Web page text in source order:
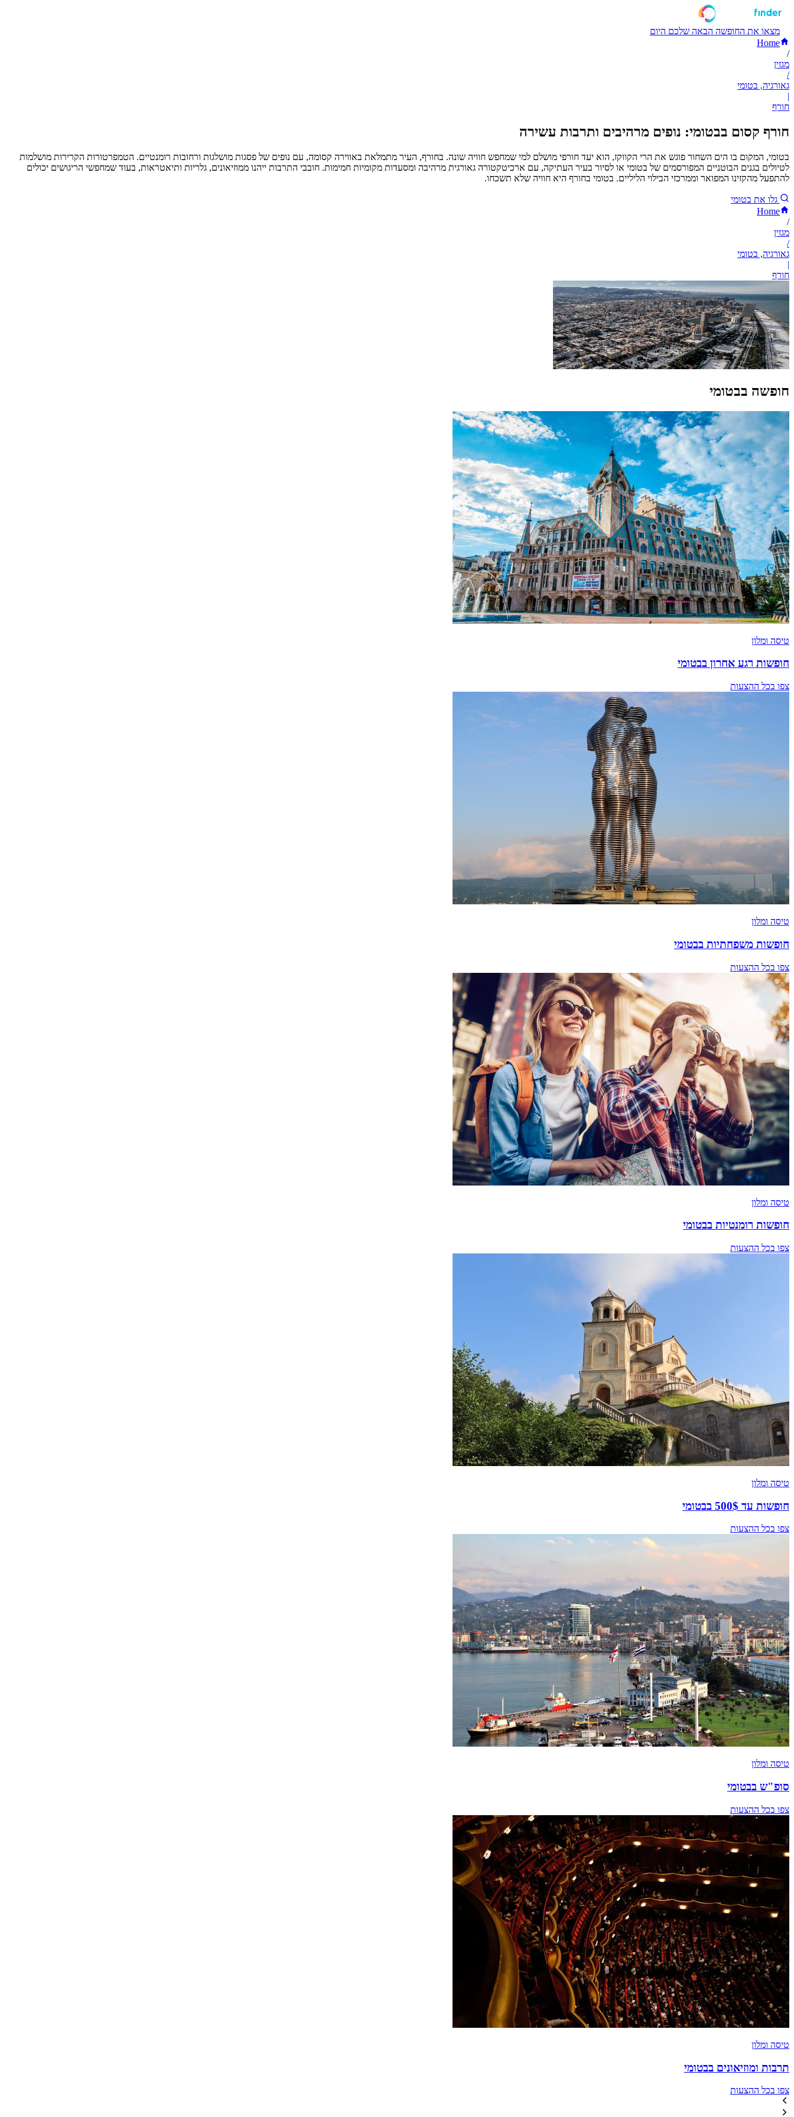
מצאו את החופשה הבאה שלכם היום
Home
/
מגזין
/
גאורגיה, בטומי
|
חורף
חורף קסום בבטומי: נופים מרהיבים ותרבות עשירה
בטומי, המקום בו הים השחור פוגש את הרי הקווקז, הוא יעד חורפי מושלם למי שמחפש חוויה שונה. בחורף, העיר מתמלאת באווירה קסומה, עם נופים של פסגות מושלגות ורחובות רומנטיים. הטמפרטורות הקרירות מושלמות
לטיולים בגנים הבוטניים המפורסמים של בטומי או לסיור בעיר העתיקה, עם ארכיטקטורה גאורגית מרהיבה ומסעדות מקומיות חמימות. חובבי התרבות ייהנו ממוזיאונים, גלריות ותיאטראות, בעוד שמחפשי הריגושים יכולים
להתפעל מהקזינו המפואר וממרכזי הבילוי הליליים. בטומי בחורף היא חוויה שלא תשכחו.
גלו את בטומי
Home
/
מגזין
/
גאורגיה, בטומי
|
חורף
חופשה בבטומי
טיסה ומלון
חופשות רגע אחרון בבטומי
צפו בכל ההצעות
טיסה ומלון
חופשות משפחתיות בבטומי
צפו בכל ההצעות
טיסה ומלון
חופשות רומנטיות בבטומי
צפו בכל ההצעות
טיסה ומלון
חופשות עד 500$ בבטומי
צפו בכל ההצעות
טיסה ומלון
סופ"ש בבטומי
צפו בכל ההצעות
טיסה ומלון
תרבות ומוזיאונים בבטומי
צפו בכל ההצעות